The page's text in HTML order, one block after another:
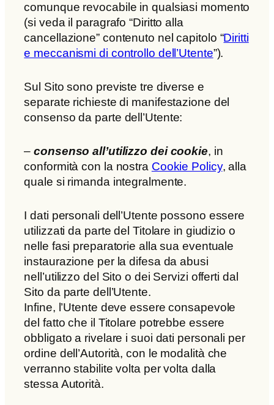
comunque revocabile in qualsiasi momento
(si veda il paragrafo “Diritto alla
cancellazione” contenuto nel capitolo “Diritti
e meccanismi di controllo dell’Utente”).
Sul Sito sono previste tre diverse e
separate richieste di manifestazione del
consenso da parte dell’Utente:
–consenso all’utilizzo dei cookie, in
conformità con la nostra Cookie Policy, alla
quale si rimanda integralmente.
I dati personali dell’Utente possono essere
utilizzati da parte del Titolare in giudizio o
nelle fasi preparatorie alla sua eventuale
instaurazione per la difesa da abusi
nell’utilizzo del Sito o dei Servizi offerti dal
Sito da parte dell’Utente.
Infine, l’Utente deve essere consapevole
del fatto che il Titolare potrebbe essere
obbligato a rivelare i suoi dati personali per
ordine dell’Autorità, con le modalità che
verranno stabilite volta per volta dalla
stessa Autorità.